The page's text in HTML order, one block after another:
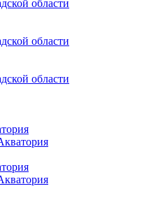
области
области
области